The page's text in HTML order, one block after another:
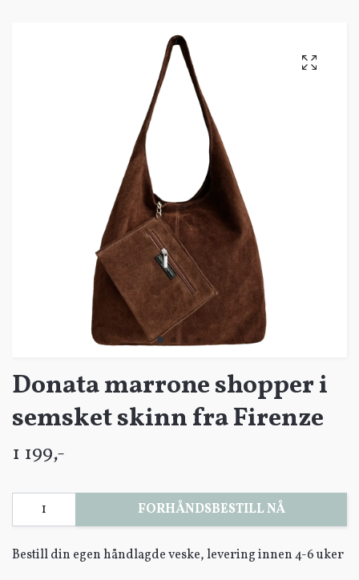
Donata marrone shopper i
semsket skinn fra Firenze
1 199,-
FORHÅNDSBESTILL NÅ
Bestill din egen håndlagde veske, levering innen 4-6 uker